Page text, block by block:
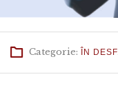
Categorie: ÎN